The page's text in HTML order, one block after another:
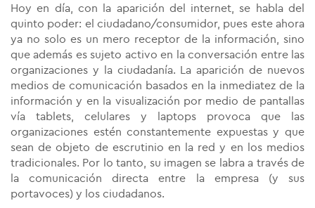
Hoy en día, con la aparición del internet, se habla del
quinto poder: el ciudadano/consumidor, pues este ahora
ya no solo es un mero receptor de la información, sino
que además es sujeto activo en la conversación entre las
organizaciones y la ciudadanía. La aparición de nuevos
medios de comunicación basados en la inmediatez de la
información y en la visualización por medio de pantallas
vía tablets, celulares y laptops provoca que las
organizaciones estén constantemente expuestas y que
sean de objeto de escrutinio en la red y en los medios
tradicionales. Por lo tanto, su imagen se labra a través de
la comunicación directa entre la empresa (y sus
portavoces) y los ciudadanos.